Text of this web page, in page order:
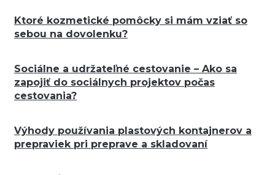
Ktoré kozmetické pomôcky si mám vziať so
sebou na dovolenku?
Sociálne a udržateľné cestovanie – Ako sa
zapojiť do sociálnych projektov počas
cestovania?
Výhody používania plastových kontajnerov a
prepraviek pri preprave a skladovaní